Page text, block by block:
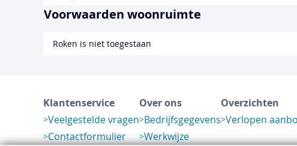
Voorwaarden woonruimte
Roken is niet toegestaan
Klantenservice
Veelgestelde vragen
Contactformulier
Over ons
Bedrijfsgegevens
Werkwijze
Overzichten
Verlopen